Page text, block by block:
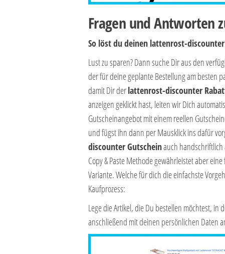
Fragen und Antworten
So löst du deinen lattenrost-
Lust zu sparen? Dann suche Dir aus den
der für deine geplante Bestellung am besten
damit Dir derlattenrost-discounter
anzeigen geklickt hast, leiten wir Dich
Gutscheinangebot mit einem reellen
und fügst ihn dann per Mausklick ins dafür
discounter Gutscheinauch handschriftlich
Copy & Paste Methode gewährleistet aber
Variante. Welche für dich die einfachste
Kaufprozess:
Lege die Artikel, die Du bestellen möchtest,
anschließend mit deinen persönlichen Daten